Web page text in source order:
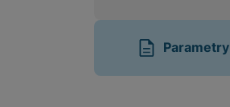
Parametry